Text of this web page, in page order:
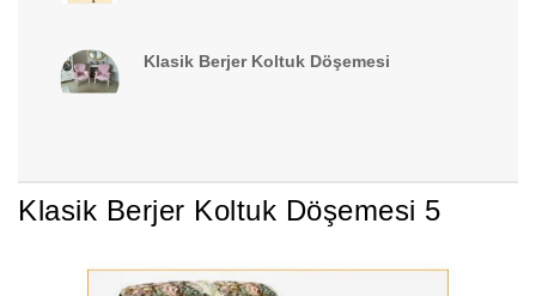
Klasik Berjer Koltuk Döşemesi
Klasik Berjer Koltuk Döşemesi 5